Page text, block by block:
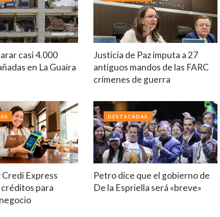
casi 4.000
en La Guaira
Justicia de Paz imputa a 27
antiguos mandos de las FARC
crímenes de guerra
Credi Express
créditos para
Petro dice que el gobierno de
De la Espriella será «breve»
DESTACADAS